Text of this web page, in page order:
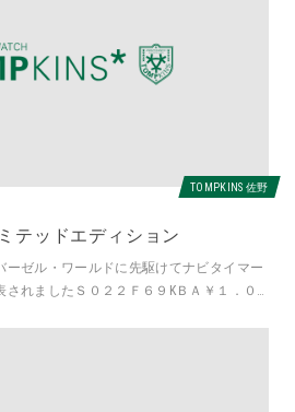
TOMPKINS 佐野
テッドエディション
ーゼル・ワールドに先駆けてナビタイマー
されましたＳ０２２Ｆ６９KＢＡ￥１．０